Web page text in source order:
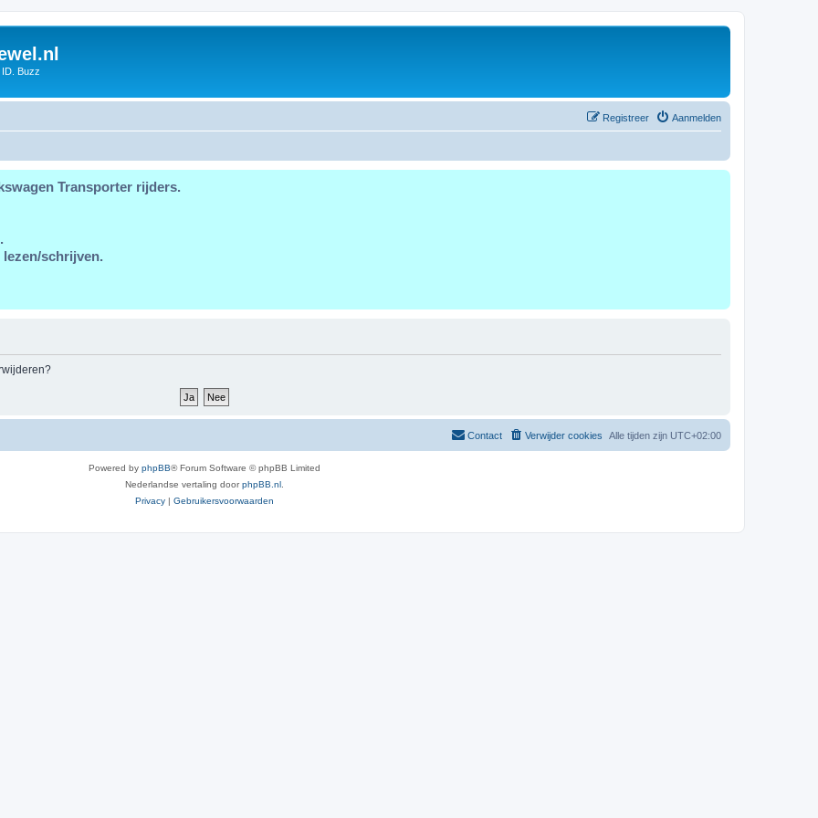
Buzz
Aanmelden
Registreer
Transporter rijders.
schrijven.
Alle tijden zijn UTC+02:00
Verwijder cookies
Contact
Powered by phpBB® Forum Software © phpBB Limited
Nederlandse vertaling doorphpBB.nl
Privacy | Gebruikersvoorwaarden